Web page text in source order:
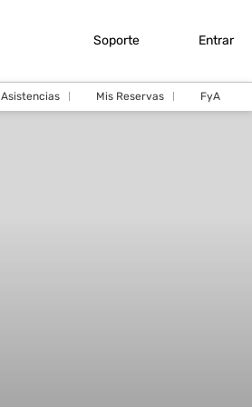
Soporte Entrar
Asistencias Mis Reservas FyA